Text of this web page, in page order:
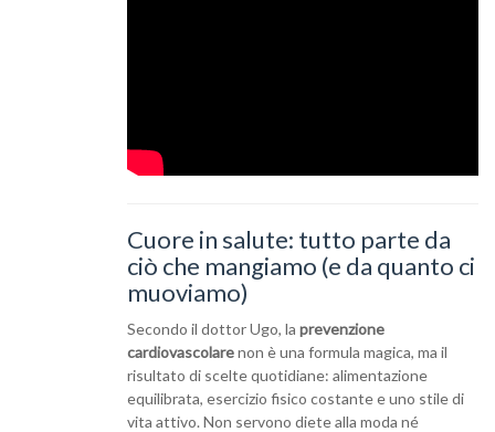
Cuore in salute: tutto parte da
ciò che mangiamo (e da quanto ci
muoviamo)
Secondo il dottor Ugo, la prevenzione
cardiovascolarenon è una formula magica, ma il
risultato di scelte quotidiane: alimentazione
equilibrata, esercizio fisico costante e uno stile di
vita attivo. Non servono diete alla moda né